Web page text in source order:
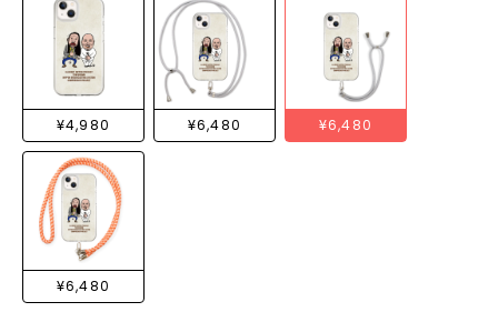
¥4,980 ¥6,480 ¥6,480
¥6,480